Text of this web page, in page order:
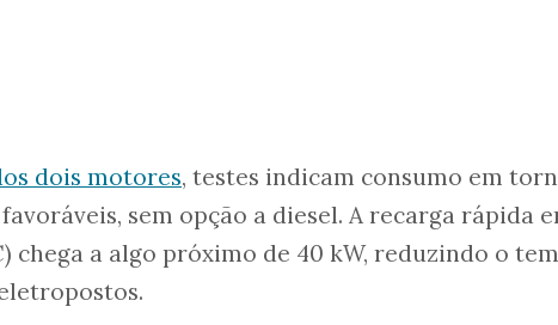
dois motores, testes indicam consumo em
sem opção a diesel. A recarga rápida
chega a algo próximo de 40 kW, reduzindo o